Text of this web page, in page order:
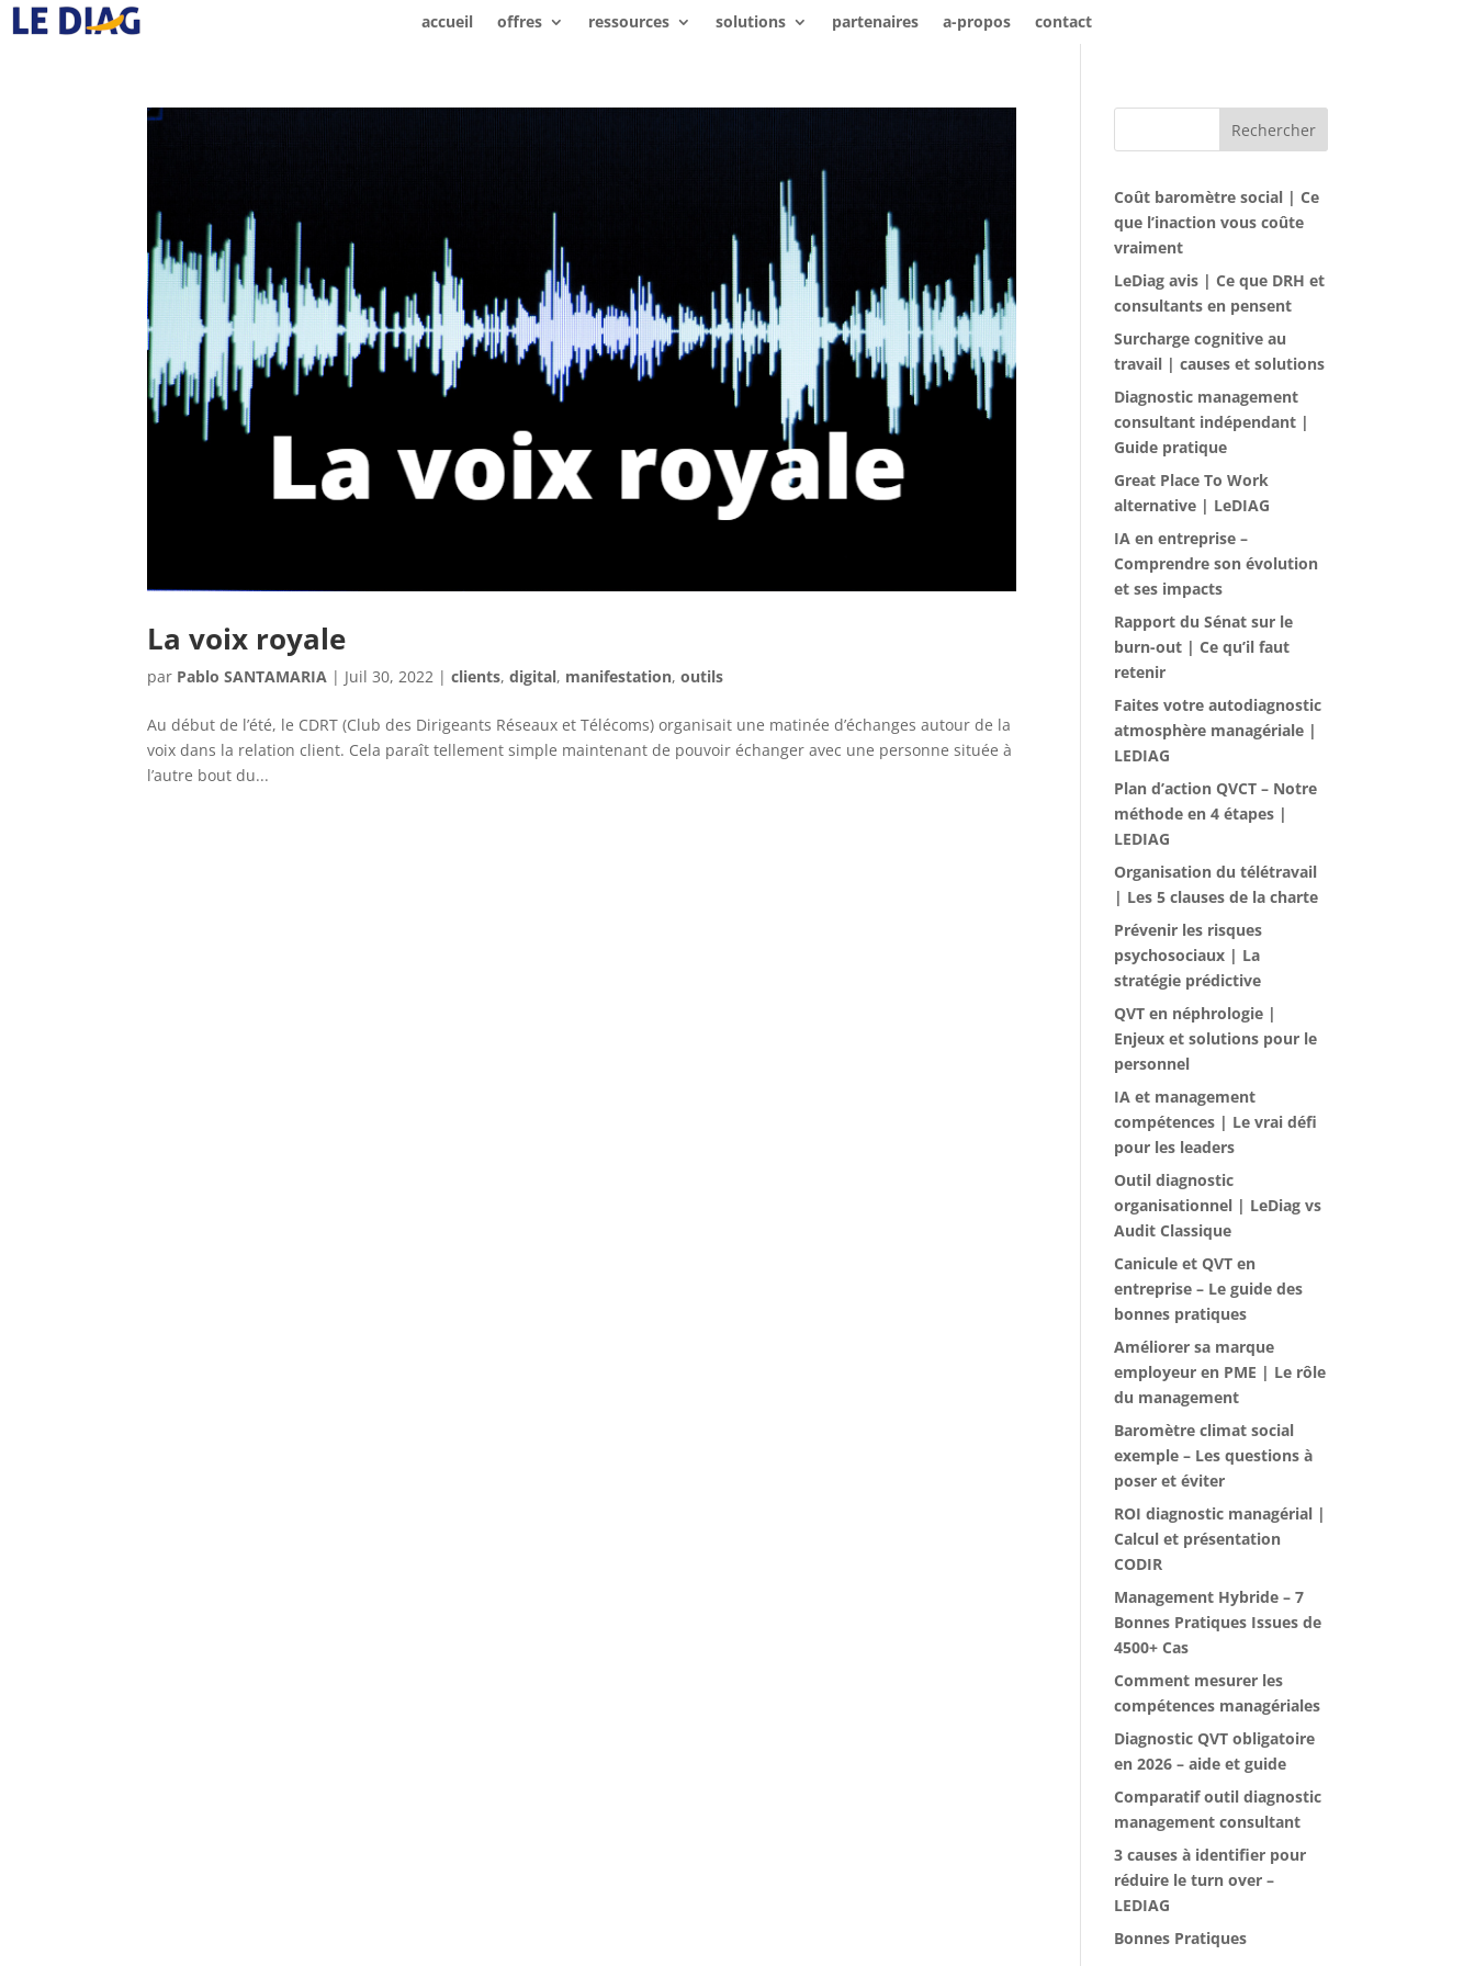
accueil offres ressources solutions partenaires a-propos contact
La voix royale
par Pablo SANTAMARIA | Juil 30, 2022 |clients,digital, manifestation,outils
Au début de l’été, le CDRT (Club des Dirigeants Réseaux et Télécoms) organisait une matinée d’échanges autour de la
voix dans la relation client. Cela paraît tellement simple maintenant de pouvoir échanger avec une personne située à
l’autre bout du...
Rechercher
Coût baromètre social | Ce
que l’inaction vous coûte
vraiment
LeDiag avis | Ce que DRH et
consultants en pensent
Surcharge cognitive au
travail | causes et solutions
Diagnostic management
consultant indépendant |
Guide pratique
Great Place To Work
alternative | LeDIAG
IA en entreprise –
Comprendre son évolution
et ses impacts
Rapport du Sénat sur le
burn-out | Ce qu’il faut
retenir
Faites votre autodiagnostic
atmosphère managériale |
LEDIAG
Plan d’action QVCT – Notre
méthode en 4 étapes |
LEDIAG
Organisation du télétravail
| Les 5 clauses de la charte
Prévenir les risques
psychosociaux | La
stratégie prédictive
QVT en néphrologie |
Enjeux et solutions pour le
personnel
IA et management
compétences | Le vrai défi
pour les leaders
Outil diagnostic
organisationnel | LeDiag vs
Audit Classique
Canicule et QVT en
entreprise – Le guide des
bonnes pratiques
Améliorer sa marque
employeur en PME | Le rôle
du management
Baromètre climat social
exemple – Les questions à
poser et éviter
ROI diagnostic managérial |
Calcul et présentation
CODIR
Management Hybride – 7
Bonnes Pratiques Issues de
4500+ Cas
Comment mesurer les
compétences managériales
Diagnostic QVT obligatoire
en 2026 – aide et guide
Comparatif outil diagnostic
management consultant
3 causes à identifier pour
réduire le turn over –
LEDIAG
Bonnes Pratiques